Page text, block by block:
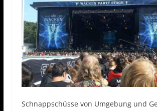
Schnappschüsse von Umgebung und